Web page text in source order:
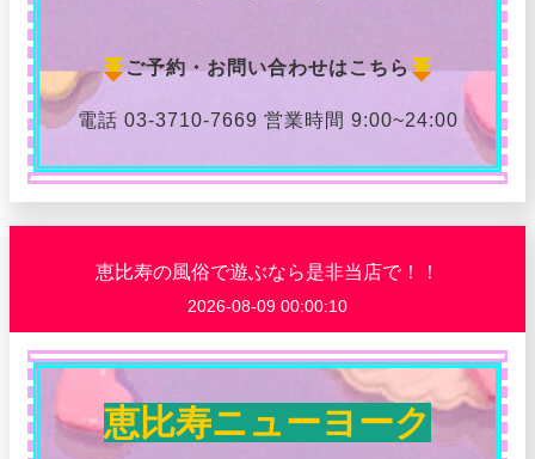
ご予約・お問い合わせはこちら
電話 03-3710-7669 営業時間 9:00~24:00
恵比寿の風俗で遊ぶなら是非当店で！！
2026-08-09 00:00:10
恵比寿ニューヨーク